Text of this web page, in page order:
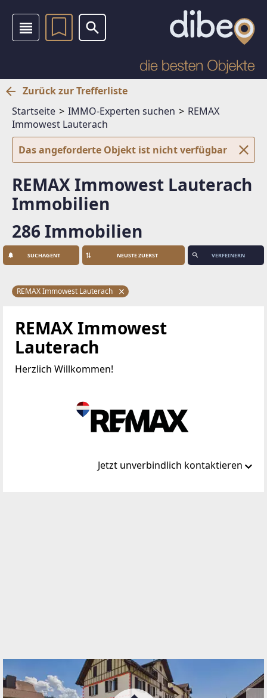
Zurück zur Trefferliste
Startseite
IMMO-Experten suchen
REMAX
Immowest Lauterach
Das angeforderte Objekt ist nicht verfügbar
REMAX Immowest Lauterach
Immobilien
286 Immobilien
SUCHAGENT VERFEINERN
REMAX Immowest Lauterach
REMAX Immowest
Lauterach
Herzlich Willkommen!
Jetzt unverbindlich kontaktieren
s.baldauf@remax-immowest.at